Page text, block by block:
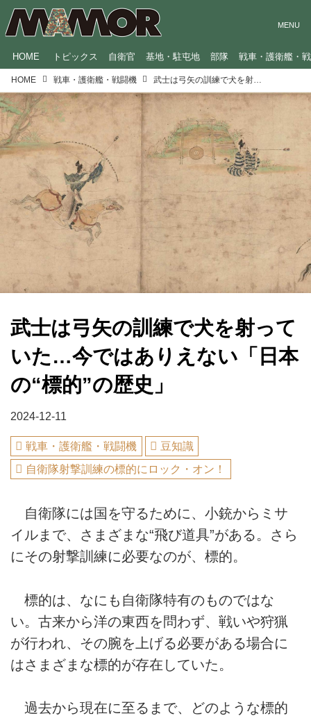
HOME トピックス 自衛官 基地・駐屯地 部隊 戦車・護衛艦・
HOME 戦車・護衛艦・戦闘機
武士は弓矢の訓練で犬を射って
いた…今ではありえない「日本
の“標的”の歴史」
2024-12-11
戦車・護衛艦・戦闘機
豆知識
自衛隊射撃訓練の標的にロック・オン！
自衛隊には国を守るために、小銃からミサ
イルまで、さまざまな“飛び道具”がある。さら
にその射撃訓練に必要なのが、標的。
標的は、なにも自衛隊特有のものではな
い。古来から洋の東西を問わず、戦いや狩猟
が行われ、その腕を上げる必要がある場合に
はさまざまな標的が存在していた。
過去から現在に至るまで、どのような標的